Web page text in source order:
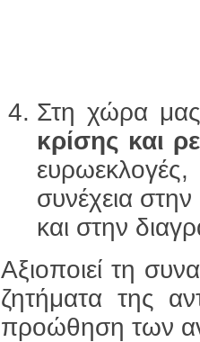
Στη χώρα
κρίσης και
συνέχεια
και στην
Αξιοποιεί τη
ζητήματα της
προώθηση των